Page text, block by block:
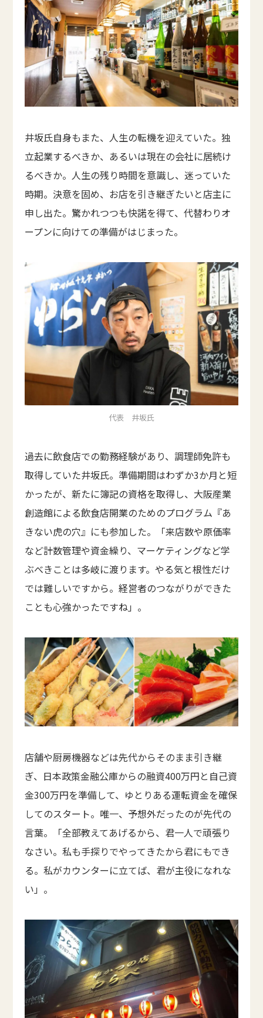
井坂氏自身もまた、人生の転機を迎えていた。独
立起業するべきか、あるいは現在の会社に居続け
るべきか。人生の残り時間を意識し、迷っていた
時期。決意を固め、お店を引き継ぎたいと店主に
申し出た。驚かれつつも快諾を得て、代替わりオ
ープンに向けての準備がはじまった。
代表 井坂氏
過去に飲食店での勤務経験があり、調理師免許も
取得していた井坂氏。準備期間はわずか3か月と短
かったが、新たに簿記の資格を取得し、大阪産業
創造館による飲食店開業のためのプログラム『あ
きない虎の穴』にも参加した。「来店数や原価率
など計数管理や資金繰り、マーケティングなど学
ぶべきことは多岐に渡ります。やる気と根性だけ
では難しいですから。経営者のつながりができた
ことも心強かったですね」。
店舗や厨房機器などは先代からそのまま引き継
ぎ、日本政策金融公庫からの融資400万円と自己資
金300万円を準備して、ゆとりある運転資金を確保
してのスタート。唯一、予想外だったのが先代の
言葉。「全部教えてあげるから、君一人で頑張り
なさい。私も手探りでやってきたから君にもでき
る。私がカウンターに立てば、君が主役になれな
い」。